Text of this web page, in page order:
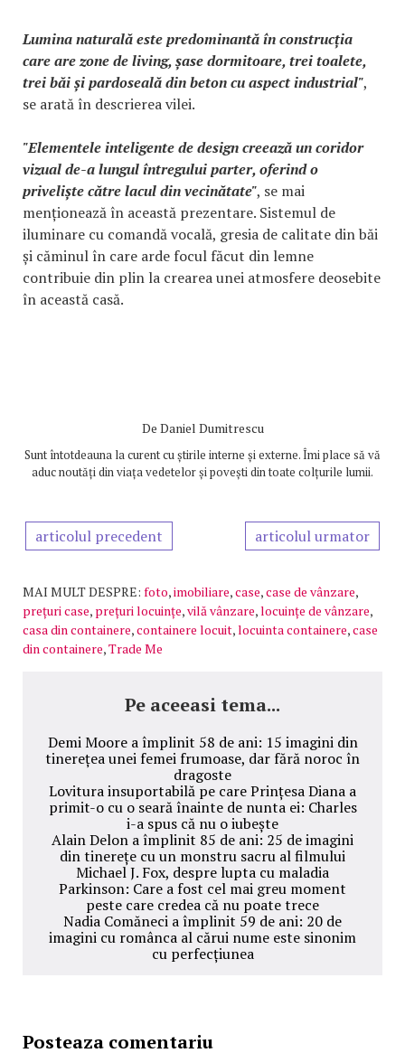
Lumina naturală este predominantă în construcția
care are zone de living, șase dormitoare, trei toalete,
trei băi și pardoseală din beton cu aspect industrial",
se arată în descrierea vilei.
"Elementele inteligente de design creează un coridor
vizual de-a lungul întregului parter, oferind o
priveliște către lacul din vecinătate", se mai
menționează în această prezentare. Sistemul de
iluminare cu comandă vocală, gresia de calitate din băi
și căminul în care arde focul făcut din lemne
contribuie din plin la crearea unei atmosfere deosebite
în această casă.
De Daniel Dumitrescu
Sunt întotdeauna la curent cu știrile interne și externe. Îmi place să vă
aduc noutăți din viața vedetelor și povești din toate colțurile lumii.
articolul precedent articolul urmator
MAI MULT DESPRE: foto,imobiliare,case,case de vânzare,
prețuri case, prețuri locuințe,vilă vânzare,locuințe de vânzare,
casa din containere,containere locuit,locuinta containere,case
din containere,Trade Me
Pe aceeasi tema...
Demi Moore a împlinit 58 de ani: 15 imagini din
tinerețea unei femei frumoase, dar fără noroc în
dragoste
Lovitura insuportabilă pe care Prințesa Diana a
primit-o cu o seară înainte de nunta ei: Charles
i-a spus că nu o iubește
Alain Delon a împlinit 85 de ani: 25 de imagini
din tinerețe cu un monstru sacru al filmului
Michael J. Fox, despre lupta cu maladia
Parkinson: Care a fost cel mai greu moment
peste care credea că nu poate trece
Nadia Comăneci a împlinit 59 de ani: 20 de
imagini cu românca al cărui nume este sinonim
cu perfecțiunea
Posteaza comentariu